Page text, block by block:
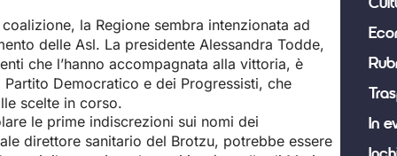
la Regione sembra intenzionata ad
delle Asl. La presidente Alessandra Todde,
che l’hanno accompagnata alla vittoria, è
Democratico e dei Progressisti, che
scelte in corso.
le prime indiscrezioni sui nomi dei
direttore sanitario del Brotzu, potrebbe essere
In